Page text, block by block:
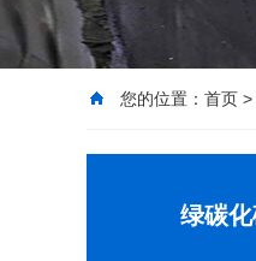
您的位置： 首页 >
绿碳